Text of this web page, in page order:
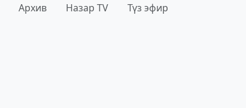
Архив Назар TV Түз эфир